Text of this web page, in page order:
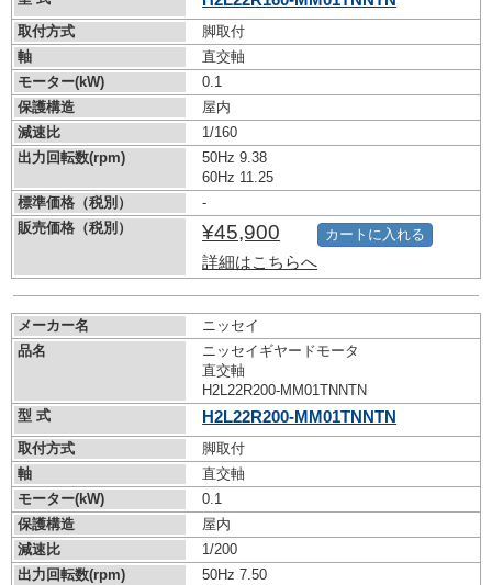
取付方式
脚取付
軸
直交軸
モーター(kW)
0.1
保護構造
屋内
減速比
1/160
出力回転数(rpm)
50Hz 9.38
60Hz 11.25
標準価格（税別）
-
販売価格（税別）
¥45,900
詳細はこちらへ
カートに入れる
メーカー名
ニッセイ
品名
ニッセイギヤードモータ
直交軸
H2L22R200-MM01TNNTN
型 式
H2L22R200-MM01TNNTN
取付方式
脚取付
軸
直交軸
モーター(kW)
0.1
保護構造
屋内
減速比
1/200
出力回転数(rpm)
50Hz 7.50